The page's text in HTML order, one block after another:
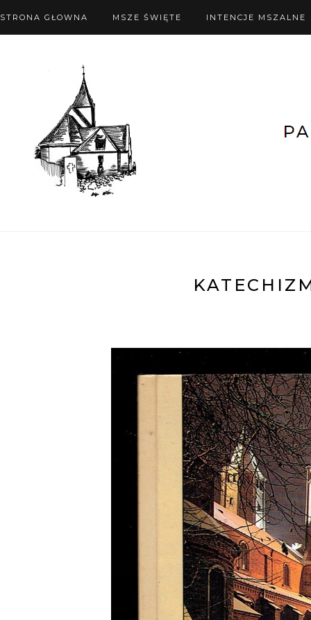
STRONA GŁOWNA MSZE ŚWIĘTE INTENCJE MSZALNE